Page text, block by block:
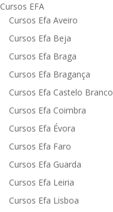
Cursos EFA
Cursos Efa Aveiro
Cursos Efa Beja
Cursos Efa Braga
Cursos Efa Bragança
Cursos Efa Castelo Branco
Cursos Efa Coimbra
Cursos Efa Évora
Cursos Efa Faro
Cursos Efa Guarda
Cursos Efa Leiria
Cursos Efa Lisboa